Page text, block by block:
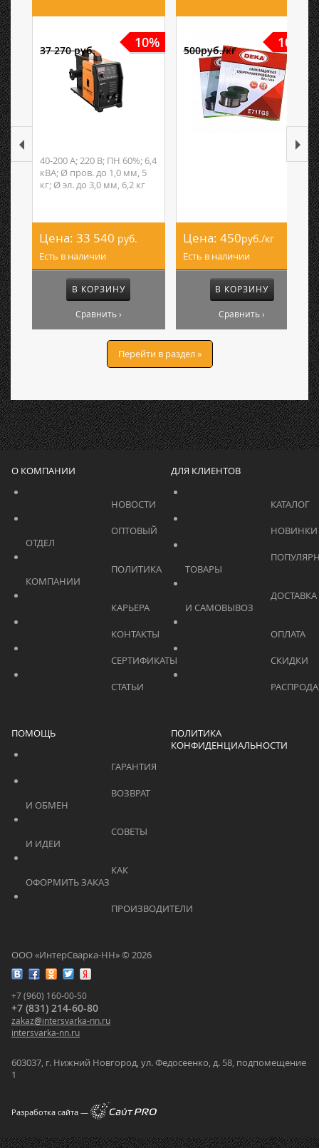
10%
37 270 руб.
40-200 А; 220 В; ПН 60%; 6,4
кВА; Ø пров. до 1,0 мм, 5
кг; Ø эл. до 3,0 мм, 6,2 кг
Цена: 33 540 руб.
Есть в наличии
В КОРЗИНУ
Сравнить ›
10%
500руб./кг
Цена: 450руб./кг
Есть в наличии
В КОРЗИНУ
Сравнить ›
Перейти в раздел »
ООО «ИнтерСварка-НН» © 2026
+7 (960) 160-00-50
+7 (831) 214-60-80
zakaz@intersvarka-nn.ru
intersvarka-nn.ru
603037, г. Нижний Новгород, ул. Федосеенко, д. 58, подпомещение
1
Разработка сайта —
О КОМПАНИИ
			    		КАРЬЕРА
ДЛЯ КЛИЕНТОВ
ПОМОЩЬ
ПОЛИТИКА
КОНФИДЕНЦИАЛЬНОСТИ